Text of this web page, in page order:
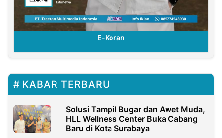
E-Koran
KABAR TERBARU
Solusi Tampil Bugar dan Awet Muda,
HLL Wellness Center Buka Cabang
Baru di Kota Surabaya